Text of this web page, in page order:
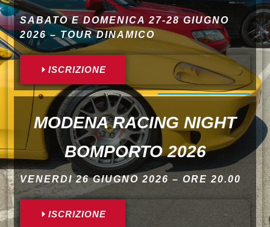
SABATO E DOMENICA 27-28 GIUGNO
2026 – TOUR DINAMICO
ISCRIZIONE
MODENA RACING NIGHT
BOMPORTO 2026
VENERDI 26 GIUGNO 2026 – ORE 20.00
ISCRIZIONE